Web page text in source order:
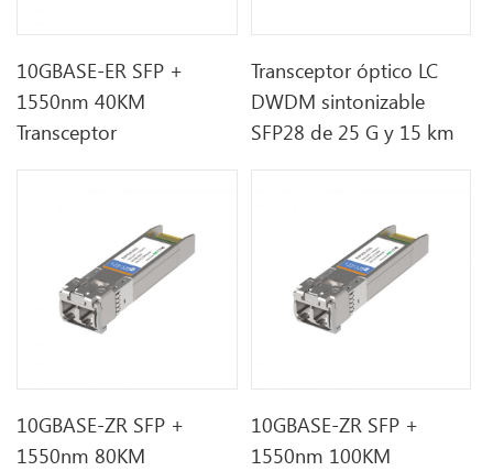
10GBASE-ER SFP +
1550nm 40KM
Transceptor
Transceptor óptico LC
DWDM sintonizable
SFP28 de 25 G y 15 km
10GBASE-ZR SFP +
1550nm 80KM
10GBASE-ZR SFP +
1550nm 100KM